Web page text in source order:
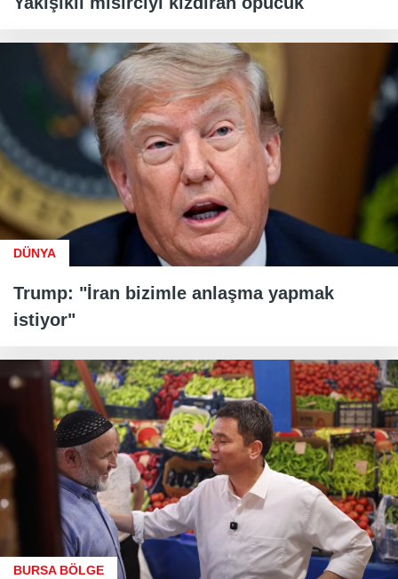
DÜNYA
Trump: "İran bizimle anlaşma yapmak
istiyor"
BURSA BÖLGE